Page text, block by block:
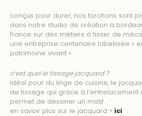
conçus pour durer, nos torchons sont
dans notre studio de création à
france sur des métiers à tisser de
une entreprise centenaire labellisée «
patrimoine vivant ».
c’est quoi le tissage jacquard ?
idéal pour du linge de cuisine, le
de tissage qui grâce à l’entrelacement
permet de dessiner un motif.
en savoir plus sur le jacquard > ici